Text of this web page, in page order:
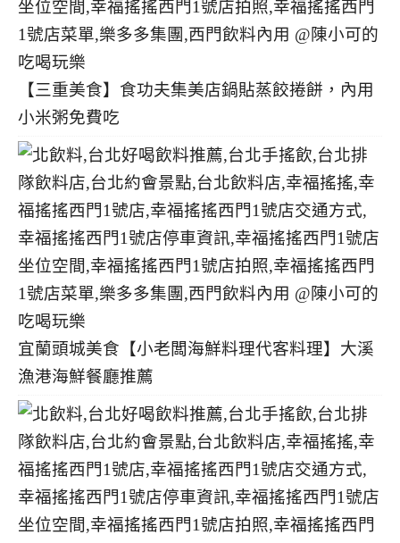
【三重美食】食功夫集美店鍋貼蒸餃捲餅，內用
小米粥免費吃
宜蘭頭城美食【小老闆海鮮料理代客料理】大溪
漁港海鮮餐廳推薦